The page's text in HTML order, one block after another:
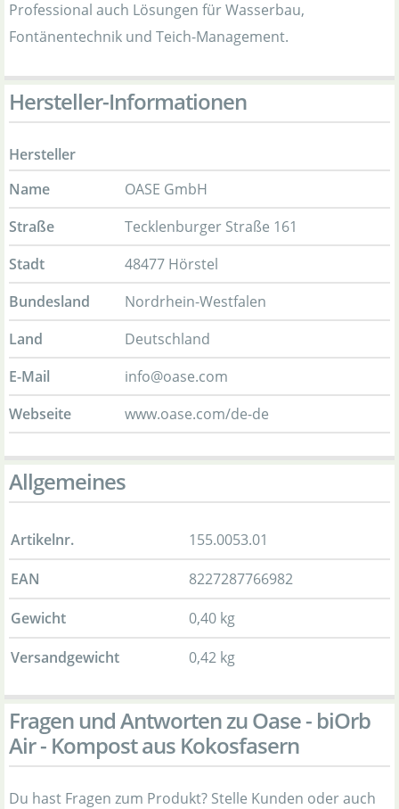
Professional auch Lösungen für Wasserbau,
Fontänentechnik und Teich-Management.
Hersteller-Informationen
Hersteller
Name
OASE GmbH
Straße
Tecklenburger Straße 161
Stadt
48477 Hörstel
Bundesland
Nordrhein-Westfalen
Land
Deutschland
E-Mail
info@oase.com
Webseite
www.oase.com/de-de
Allgemeines
Artikelnr.
155.0053.01
EAN
8227287766982
Gewicht
0,40 kg
Versandgewicht
0,42 kg
Fragen und Antworten zu Oase - biOrb
Air - Kompost aus Kokosfasern
Du hast Fragen zum Produkt? Stelle Kunden oder auch